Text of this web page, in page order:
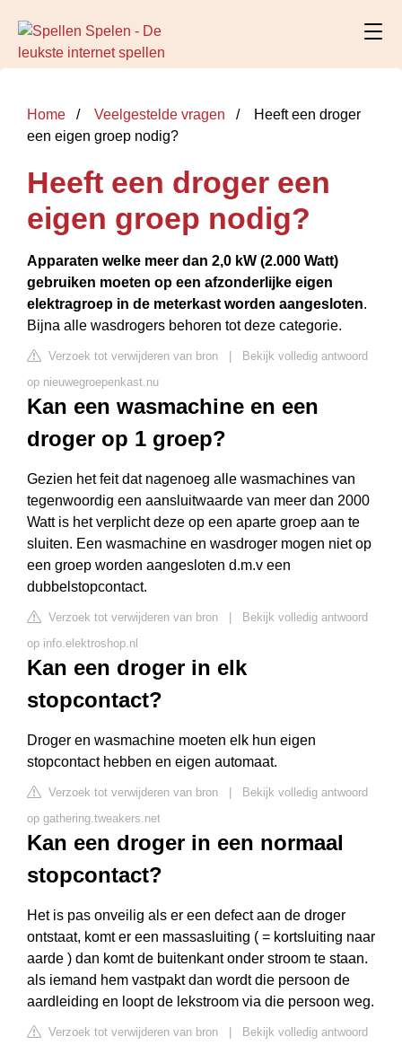
Home Veelgestelde vragen
Heeft een droger
een eigen groep nodig?
Heeft een droger een
eigen groep nodig?
Apparaten welke meer dan 2,0 kW (2.000 Watt)
gebruiken moeten op een afzonderlijke eigen
elektragroep in de meterkast worden aangesloten.
Bijna alle wasdrogers behoren tot deze categorie.
Verzoek tot verwijderen van bron
Bekijk volledig antwoord
op nieuwegroepenkast.nu
Kan een wasmachine en een
droger op 1 groep?
Gezien het feit dat nagenoeg alle wasmachines van
tegenwoordig een aansluitwaarde van meer dan 2000
Watt is het verplicht deze op een aparte groep aan te
sluiten. Een wasmachine en wasdroger mogen niet op
een groep worden aangesloten d.m.v een
dubbelstopcontact.
Verzoek tot verwijderen van bron
Bekijk volledig antwoord
op info.elektroshop.nl
Kan een droger in elk
stopcontact?
Droger en wasmachine moeten elk hun eigen
stopcontact hebben en eigen automaat.
Verzoek tot verwijderen van bron
Bekijk volledig antwoord
op gathering.tweakers.net
Kan een droger in een normaal
stopcontact?
Het is pas onveilig als er een defect aan de droger
ontstaat, komt er een massasluiting ( = kortsluiting naar
aarde ) dan komt de buitenkant onder stroom te staan.
als iemand hem vastpakt dan wordt die persoon de
aardleiding en loopt de lekstroom via die persoon weg.
Verzoek tot verwijderen van bron
Bekijk volledig antwoord